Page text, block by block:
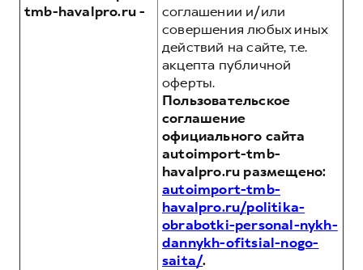
tmb-havalpro.ru -
соглашении и/или
совершения любых иных
действий на сайте, т.е.
акцепта публичной
оферты.
Пользовательское
соглашение
официального сайта
autoimport-tmb-
havalpro.ru размещено:
autoimport-tmb-
havalpro.ru/politika-
obrabotki-personal-nykh-
dannykh-ofitsial-nogo-
saita/.